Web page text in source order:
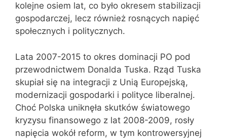
kolejne osiem lat, co było okresem stabilizacji
gospodarczej, lecz również rosnących napięć
społecznych i politycznych.
Lata 2007-2015 to okres dominacji PO pod
przewodnictwem Donalda Tuska. Rząd Tuska
skupiał się na integracji z Unią Europejską,
modernizacji gospodarki i polityce liberalnej.
Choć Polska uniknęła skutków światowego
kryzysu finansowego z lat 2008-2009, rosły
napięcia wokół reform, w tym kontrowersyjnej